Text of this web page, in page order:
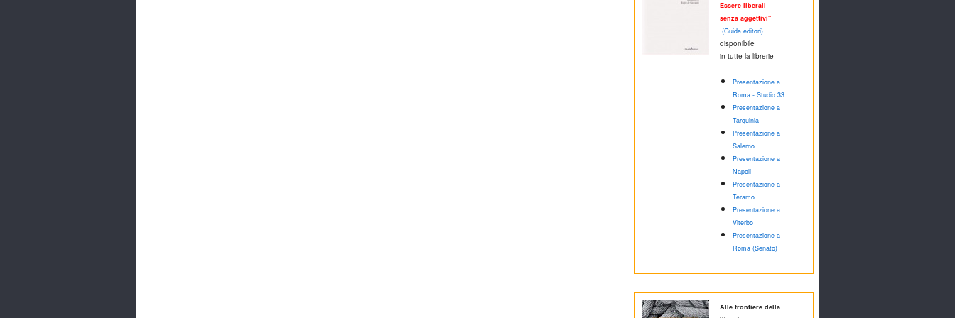
Essere liberali
senza aggettivi"
(Guida editori)
disponibile
in tutte la librerie
Presentazione a
Roma - Studio 33
Presentazione a
Tarquinia
Presentazione a
Salerno
Presentazione a
Napoli
Presentazione a
Teramo
Presentazione a
Viterbo
Presentazione a
Roma (Senato)
Alle frontiere della